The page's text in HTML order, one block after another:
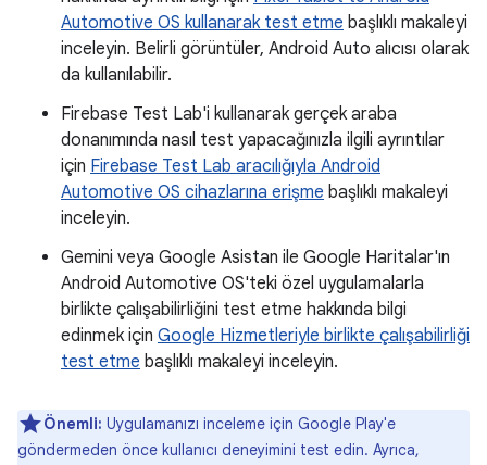
Automotive OS kullanarak test etme başlıklı makaleyi
inceleyin. Belirli görüntüler, Android Auto alıcısı olarak
da kullanılabilir.
Firebase Test Lab'i kullanarak gerçek araba
donanımında nasıl test yapacağınızla ilgili ayrıntılar
için Firebase Test Lab aracılığıyla Android
Automotive OS cihazlarına erişme başlıklı makaleyi
inceleyin.
Gemini veya Google Asistan ile Google Haritalar'ın
Android Automotive OS'teki özel uygulamalarla
birlikte çalışabilirliğini test etme hakkında bilgi
edinmek için Google Hizmetleriyle birlikte çalışabilirliği
test etme başlıklı makaleyi inceleyin.
Önemli: Uygulamanızı inceleme için Google Play'e
göndermeden önce kullanıcı deneyimini test edin. Ayrıca,